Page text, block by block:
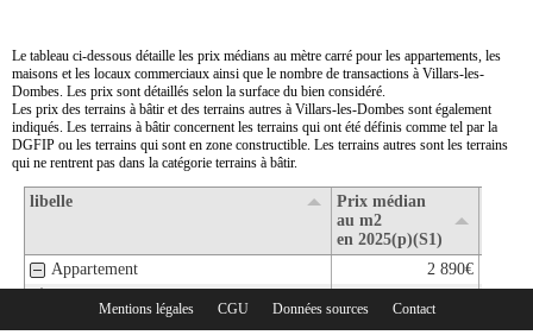
Mentions légales CGU Données sources Contact
Rubriques :
Le tableau ci-dessous détaille les prix médians au mètre carré pour les appartements, les
maisons et les locaux commerciaux ainsi que le nombre de transactions à Villars-les-
Dombes. Les prix sont détaillés selon la surface du bien considéré.
Les prix des terrains à bâtir et des terrains autres à Villars-les-Dombes sont également
indiqués. Les terrains à bâtir concernent les terrains qui ont été définis comme tel par la
DGFIP ou les terrains qui sont en zone constructible. Les terrains autres sont les terrains
qui ne rentrent pas dans la catégorie terrains à bâtir.
libelle
Prix médian
au m2
en 2025(p)(S1)
Appartement
2 890€
2- Surface de 30 m2 à 80 m2